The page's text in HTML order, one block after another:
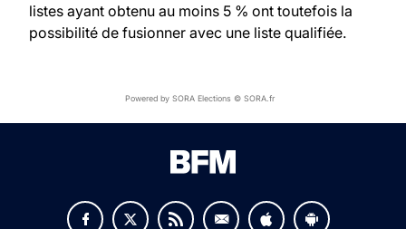
listes ayant obtenu au moins 5 % ont toutefois la
possibilité de fusionner avec une liste qualifiée.
Powered by SORA Elections © SORA.fr